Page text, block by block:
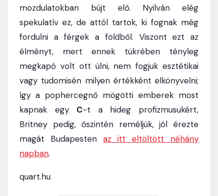
mozdulatokban bújt elő. Nyilván elég
spekulatív ez, de attól tartok, ki fognak még
fordulni a férgek a földből. Viszont ezt az
élményt, mert ennek tükrében tényleg
megkapó volt ott ülni, nem fogjuk esztétikai
vagy tudomisén milyen értékként elkönyvelni;
így a pophercegnő mögötti emberek most
kapnak egy C-t a hideg profizmusukért,
Britney pedig, őszintén reméljük, jól érezte
magát Budapesten az itt eltöltött néhány
napban.
quart.hu